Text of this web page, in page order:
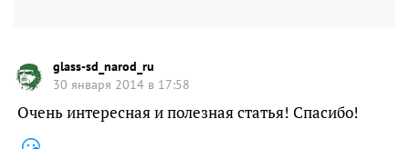
glass-sd_narod_ru
30 января 2014 в 17:58
Очень интересная и полезная статья! Спасибо!